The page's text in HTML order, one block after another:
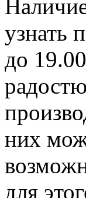
узнать
до
них
для